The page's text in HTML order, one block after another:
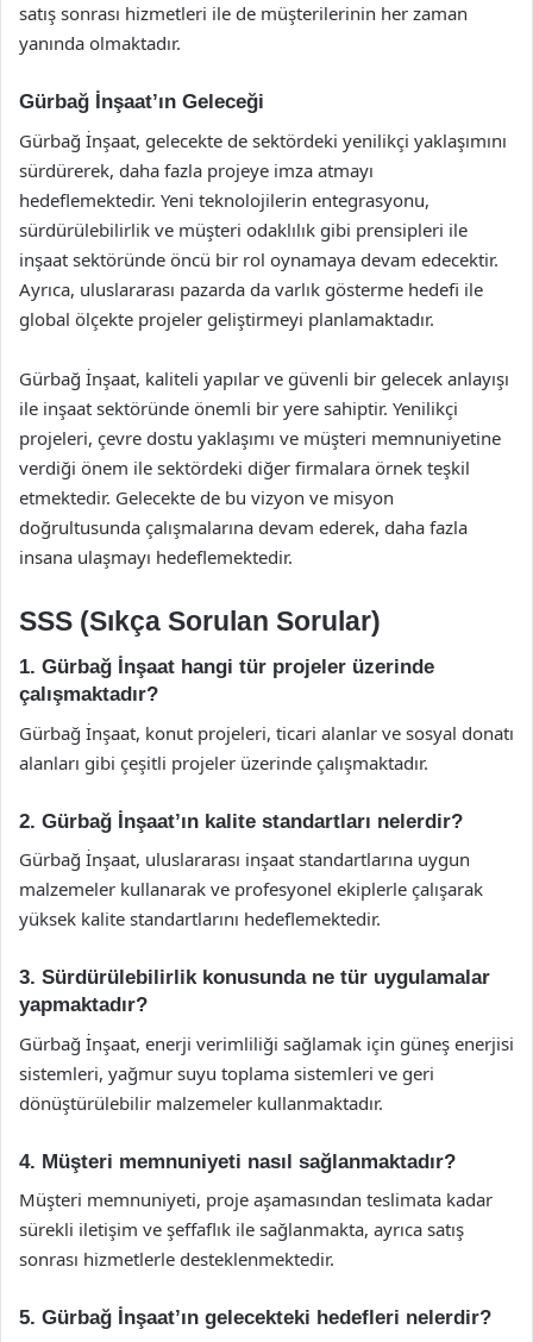
satış sonrası hizmetleri ile de müşterilerinin her zaman
yanında olmaktadır.
Gürbağ İnşaat’ın Geleceği
Gürbağ İnşaat, gelecekte de sektördeki yenilikçi yaklaşımını
sürdürerek, daha fazla projeye imza atmayı
hedeflemektedir. Yeni teknolojilerin entegrasyonu,
sürdürülebilirlik ve müşteri odaklılık gibi prensipleri ile
inşaat sektöründe öncü bir rol oynamaya devam edecektir.
Ayrıca, uluslararası pazarda da varlık gösterme hedefi ile
global ölçekte projeler geliştirmeyi planlamaktadır.
Gürbağ İnşaat, kaliteli yapılar ve güvenli bir gelecek anlayışı
ile inşaat sektöründe önemli bir yere sahiptir. Yenilikçi
projeleri, çevre dostu yaklaşımı ve müşteri memnuniyetine
verdiği önem ile sektördeki diğer firmalara örnek teşkil
etmektedir. Gelecekte de bu vizyon ve misyon
doğrultusunda çalışmalarına devam ederek, daha fazla
insana ulaşmayı hedeflemektedir.
SSS (Sıkça Sorulan Sorular)
1. Gürbağ İnşaat hangi tür projeler üzerinde
çalışmaktadır?
Gürbağ İnşaat, konut projeleri, ticari alanlar ve sosyal donatı
alanları gibi çeşitli projeler üzerinde çalışmaktadır.
2. Gürbağ İnşaat’ın kalite standartları nelerdir?
Gürbağ İnşaat, uluslararası inşaat standartlarına uygun
malzemeler kullanarak ve profesyonel ekiplerle çalışarak
yüksek kalite standartlarını hedeflemektedir.
3. Sürdürülebilirlik konusunda ne tür uygulamalar
yapmaktadır?
Gürbağ İnşaat, enerji verimliliği sağlamak için güneş enerjisi
sistemleri, yağmur suyu toplama sistemleri ve geri
dönüştürülebilir malzemeler kullanmaktadır.
4. Müşteri memnuniyeti nasıl sağlanmaktadır?
Müşteri memnuniyeti, proje aşamasından teslimata kadar
sürekli iletişim ve şeffaflık ile sağlanmakta, ayrıca satış
sonrası hizmetlerle desteklenmektedir.
5. Gürbağ İnşaat’ın gelecekteki hedefleri nelerdir?